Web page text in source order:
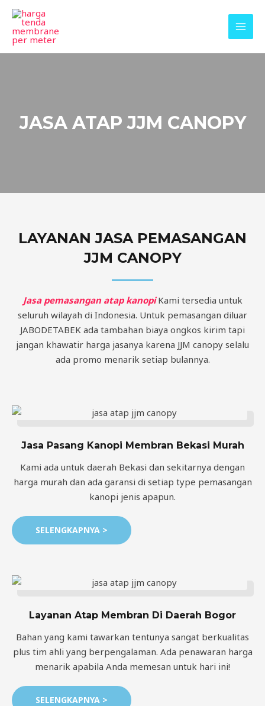
JASA ATAP JJM CANOPY
LAYANAN JASA PEMASANGAN
JJM CANOPY
Jasa pemasangan atap kanopiKami tersedia untuk
seluruh wilayah di Indonesia. Untuk pemasangan diluar
JABODETABEK ada tambahan biaya ongkos kirim tapi
jangan khawatir harga jasanya karena JJM canopy selalu
ada promo menarik setiap bulannya.
Jasa Pasang Kanopi Membran Bekasi Murah
Kami ada untuk daerah Bekasi dan sekitarnya dengan
harga murah dan ada garansi di setiap type pemasangan
kanopi jenis apapun.
SELENGKAPNYA >
Layanan Atap Membran Di Daerah Bogor
Bahan yang kami tawarkan tentunya sangat berkualitas
plus tim ahli yang berpengalaman. Ada penawaran harga
menarik apabila Anda memesan untuk hari ini!
SELENGKAPNYA >